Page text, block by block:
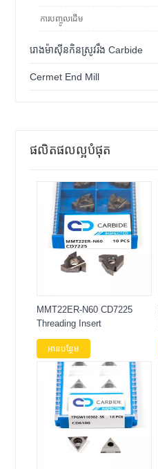
ការបញ្ចូលដើម
រោងម៉ាស៊ីនកិនស្រូវរឹង Carbide
Cermet End Mill
ផលិតផលល្អបំផុត
MMT22ER-N60 CD7225
Threading Insert
អានបន្ថែម